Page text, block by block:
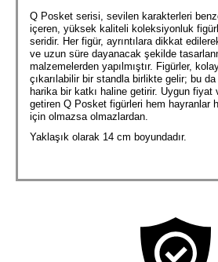
Q Posket serisi, sevilen karakterleri
içeren, yüksek kaliteli koleksiyonluk
seridir. Her figür, ayrıntılara dikkat
ve uzun süre dayanacak şekilde
malzemelerden yapılmıştır. Figürler,
çıkarılabilir bir standla birlikte gelir; bu
harika bir katkı haline getirir. Uygun
getiren Q Posket figürleri hem hayranlar
için olmazsa olmazlardan.
Yaklaşık olarak 14 cm boyundadır.